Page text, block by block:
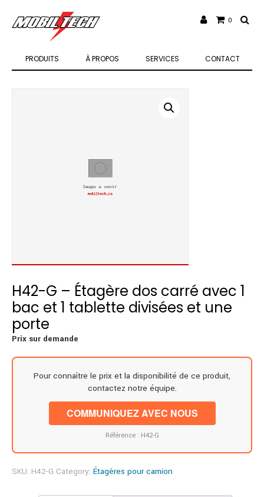
PRODUITS À PROPOS SERVICES CONTACT
0
H42-G – Étagère dos carré avec 1
bac et 1 tablette divisées et une
porte
Prix sur demande
Pour connaître le prix et la disponibilité de ce produit,
contactez notre équipe.
COMMUNIQUEZ AVEC NOUS
Référence : H42-G
SKU: H42-G Category: Étagères pour camion